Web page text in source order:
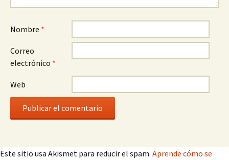
Nombre *
Correo
electrónico *
Web
Este sitio usa Akismet para reducir el spam. Aprende cómo se